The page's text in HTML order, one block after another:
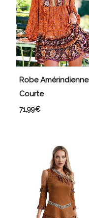
Robe Amérindienne
Courte
71,99€